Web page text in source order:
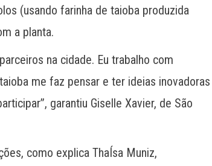
(usando farinha de taioba produzida
a planta.
na cidade. Eu trabalho com
me faz pensar e ter ideias inovadoras
garantiu Giselle Xavier, de São
como explica ThaÍsa Muniz,